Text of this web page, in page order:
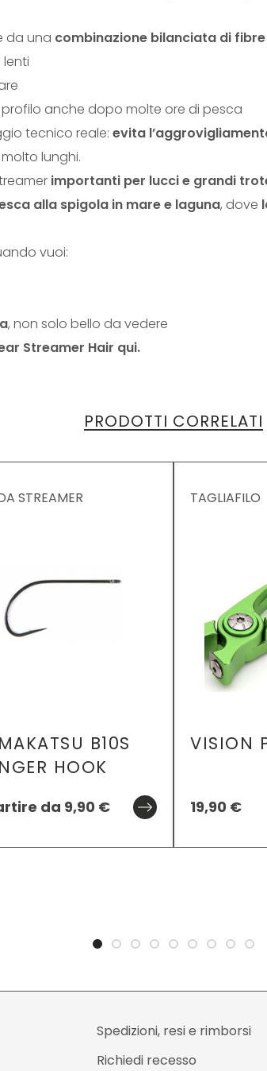
da una combinazione bilanciata di
anche dopo molte ore di pesca
tecnico reale: evita
lunghi.
importanti per lucci e grandi
alla spigola in mare e laguna, dove
vuoi:
, non solo bello da vedere
Streamer Hair qui.
PRODOTTI CORRELATI
STREAMER
B10S
HOOK
da 9,90 €
TAGLIAFILO
VISION
19,90 €
Spedizioni, resi e rimborsi
Richiedi recesso